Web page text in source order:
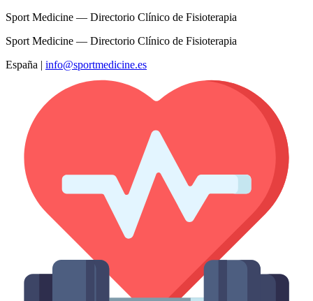
Sport Medicine — Directorio Clínico de Fisioterapia
Sport Medicine — Directorio Clínico de Fisioterapia
España | info@sportmedicine.es